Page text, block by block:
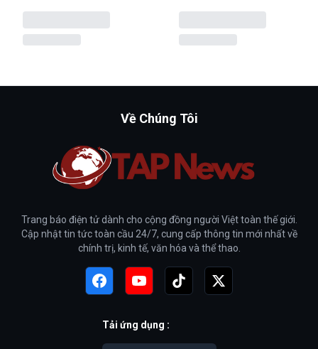
Về Chúng Tôi
Trang báo điện tử dành cho cộng đồng người Việt toàn thế giới.
Cập nhật tin tức toàn cầu 24/7, cung cấp thông tin mới nhất về
chính trị, kinh tế, văn hóa và thể thao.
Tải ứng dụng :